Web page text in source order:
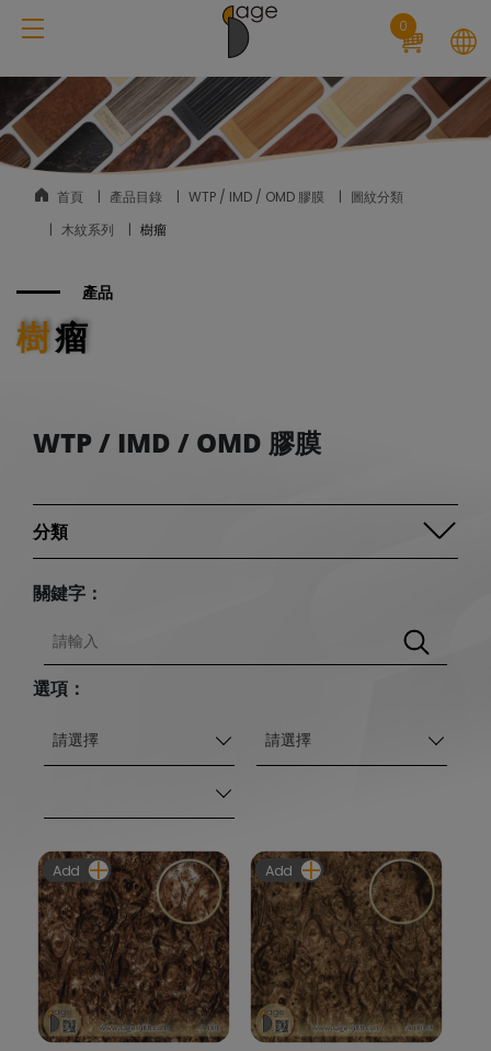
0
首頁 產品目錄 WTP / IMD / OMD 膠膜
圖紋分類
木紋系列
樹瘤
產品
樹瘤
WTP / IMD / OMD 膠膜
圖紋分類
編號分類
關鍵字：
選項：
請選擇 請選擇
Add Add
Cookie管理面板